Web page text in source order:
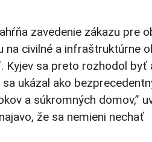
zavedenie zákazu pre
civilné a infraštruktúrne
Kyjev sa preto rozhodol byť
ukázal ako
a súkromných domov,”
že sa nemieni nechať